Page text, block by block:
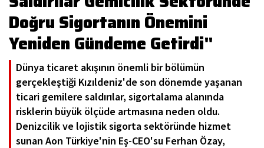
Doğru Sigortanın Önemini
Yeniden Gündeme Getirdi"
Dünya ticaret akışının önemli bir bölümün
gerçekleştiği Kızıldeniz'de son dönemde yaşanan
ticari gemilere saldırılar, sigortalama alanında
risklerin büyük ölçüde artmasına neden oldu.
Denizcilik ve lojistik sigorta sektöründe hizmet
sunan Aon Türkiye'nin Eş-CEO'su Ferhan Özay,